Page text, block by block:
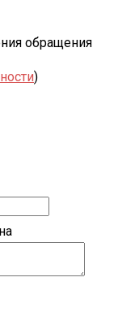
обращения
)